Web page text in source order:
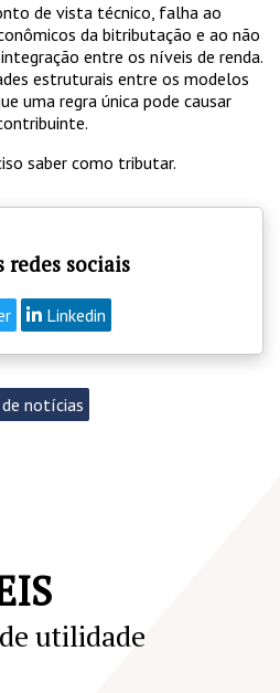
de vista técnico, falha ao
da bitributação e ao não
entre os níveis de renda.
estruturais entre os modelos
uma regra única pode causar
saber como tributar.
redes sociais
Linkedin
notícias
utilidade